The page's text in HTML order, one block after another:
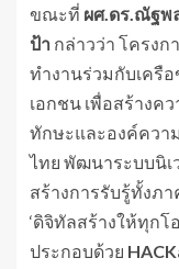
ขณะที่ ผศ.ดร.ณัฐพ
ป้า กล่าวว่า โครงก
ทำงานร่วมกับเครื
เอกชน เพื่อสร้างค
ทักษะและองค์ควา
ไทย พัฒนาระบบนิ
สร้างการรับรู้ทั้งภ
‘ดิจิทัลสร้างให้ทุกโ
ประกอบด้วย